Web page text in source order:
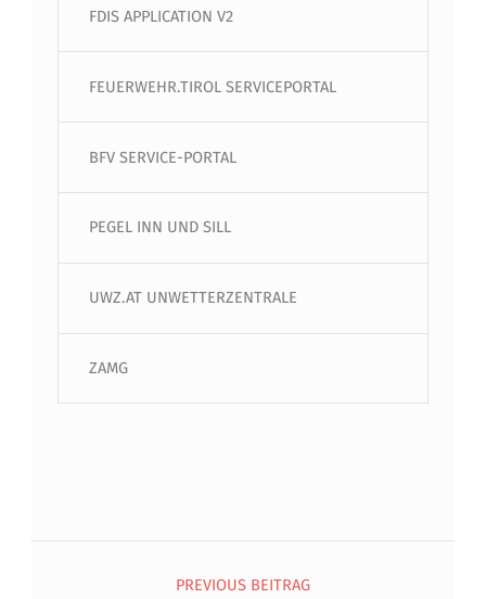
FDIS APPLICATION V2
FEUERWEHR.TIROL SERVICEPORTAL
BFV SERVICE-PORTAL
PEGEL INN UND SILL
UWZ.AT UNWETTERZENTRALE
ZAMG
Beitragsnavigation
PREVIOUS BEITRAG